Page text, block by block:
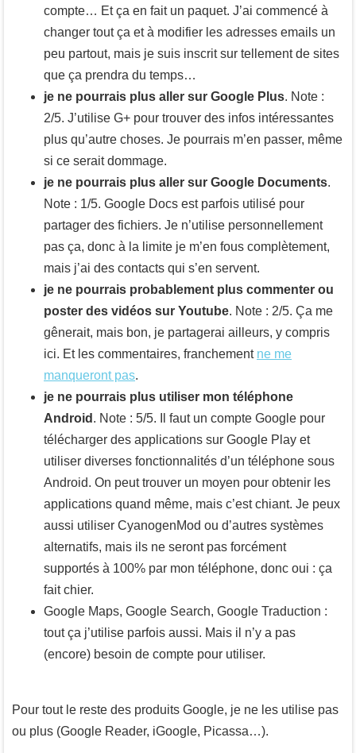
compte… Et ça en fait un paquet. J’ai commencé à
changer tout ça et à modifier les adresses emails un
peu partout, mais je suis inscrit sur tellement de sites
que ça prendra du temps…
je ne pourrais plus aller sur Google Plus. Note :
2/5. J’utilise G+ pour trouver des infos intéressantes
plus qu’autre choses. Je pourrais m’en passer, même
si ce serait dommage.
je ne pourrais plus aller sur Google Documents.
Note : 1/5. Google Docs est parfois utilisé pour
partager des fichiers. Je n’utilise personnellement
pas ça, donc à la limite je m’en fous complètement,
mais j’ai des contacts qui s’en servent.
je ne pourrais probablement plus commenter ou
poster des vidéos sur Youtube. Note : 2/5. Ça me
gênerait, mais bon, je partagerai ailleurs, y compris
ici. Et les commentaires, franchement ne me
manqueront pas.
je ne pourrais plus utiliser mon téléphone
Android . Note : 5/5. Il faut un compte Google pour
télécharger des applications sur Google Play et
utiliser diverses fonctionnalités d’un téléphone sous
Android. On peut trouver un moyen pour obtenir les
applications quand même, mais c’est chiant. Je peux
aussi utiliser CyanogenMod ou d’autres systèmes
alternatifs, mais ils ne seront pas forcément
supportés à 100% par mon téléphone, donc oui : ça
fait chier.
Google Maps, Google Search, Google Traduction :
tout ça j’utilise parfois aussi. Mais il n’y a pas
(encore) besoin de compte pour utiliser.
Pour tout le reste des produits Google, je ne les utilise pas
ou plus (Google Reader, iGoogle, Picassa…).